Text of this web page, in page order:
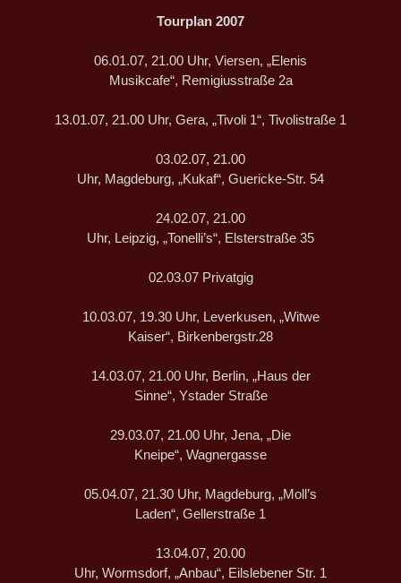
Tourplan 2007
06.01.07, 21.00 Uhr, Viersen, „Elenis
Musikcafe“, Remigiusstraße 2a
13.01.07, 21.00 Uhr, Gera, „Tivoli 1“, Tivolistraße 1
03.02.07, 21.00
Uhr, Magdeburg, „Kukaf“, Guericke-Str. 54
24.02.07, 21.00
Uhr, Leipzig, „Tonelli’s“, Elsterstraße 35
02.03.07 Privatgig
10.03.07, 19.30 Uhr, Leverkusen, „Witwe
Kaiser“, Birkenbergstr.28
14.03.07, 21.00 Uhr, Berlin, „Haus der
Sinne“, Ystader Straße
29.03.07, 21.00 Uhr, Jena, „Die
Kneipe“, Wagnergasse
05.04.07, 21.30 Uhr, Magdeburg, „Moll’s
Laden“, Gellerstraße 1
13.04.07, 20.00
Uhr, Wormsdorf, „Anbau“, Eilslebener Str. 1